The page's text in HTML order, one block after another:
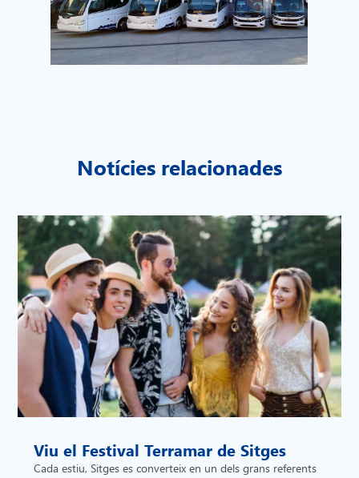
Notícies relacionades
Viu el Festival Terramar de Sitges
Cada estiu, Sitges es converteix en un dels grans referents